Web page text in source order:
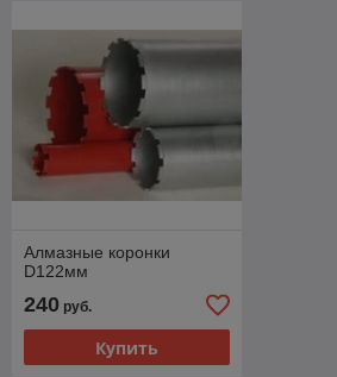
Алмазные коронки
D122мм
240 руб.
Купить